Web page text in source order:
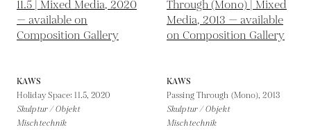
KAWS
Holiday Space: 11.5,2020
Skulptur / Objekt
Mischtechnik
KAWS
Passing Through (Mono),2013
Skulptur / Objekt
Mischtechnik